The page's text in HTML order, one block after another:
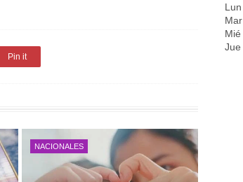
Pin it
NACIONALES
Lun
Mar
Mié
Jue